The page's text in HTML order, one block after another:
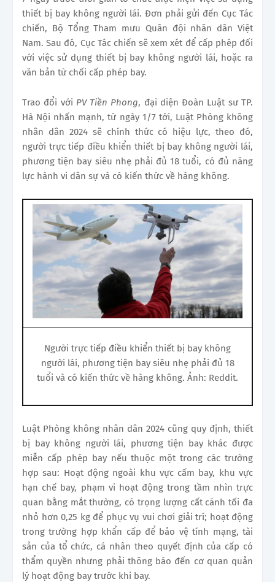
thiết bị bay không người lái. Đơn phải gửi đến Cục Tác
chiến, Bộ Tổng Tham mưu Quân đội nhân dân Việt
Nam. Sau đó, Cục Tác chiến sẽ xem xét để cấp phép đối
với việc sử dụng thiết bị bay không người lái, hoặc ra
văn bản từ chối cấp phép bay.
Trao đổi với PV Tiền Phong, đại diện Đoàn Luật sư TP.
Hà Nội nhấn mạnh, từ ngày 1/7 tới, Luật Phòng không
nhân dân 2024 sẽ chính thức có hiệu lực, theo đó,
người trực tiếp điều khiển thiết bị bay không người lái,
phương tiện bay siêu nhẹ phải đủ 18 tuổi, có đủ năng
lực hành vi dân sự và có kiến thức về hàng không.
Người trực tiếp điều khiển thiết bị bay không
người lái, phương tiện bay siêu nhẹ phải đủ 18
tuổi và có kiến thức về hàng không. Ảnh: Reddit.
Luật Phòng không nhân dân 2024 cũng quy định, thiết
bị bay không người lái, phương tiện bay khác được
miễn cấp phép bay nếu thuộc một trong các trường
hợp sau: Hoạt động ngoài khu vực cấm bay, khu vực
hạn chế bay, phạm vi hoạt động trong tầm nhìn trực
quan bằng mắt thường, có trọng lượng cất cánh tối đa
nhỏ hơn 0,25 kg để phục vụ vui chơi giải trí; hoạt động
trong trường hợp khẩn cấp để bảo vệ tính mạng, tài
sản của tổ chức, cá nhân theo quyết định của cấp có
thẩm quyền nhưng phải thông báo đến cơ quan quản
lý hoạt động bay trước khi bay.